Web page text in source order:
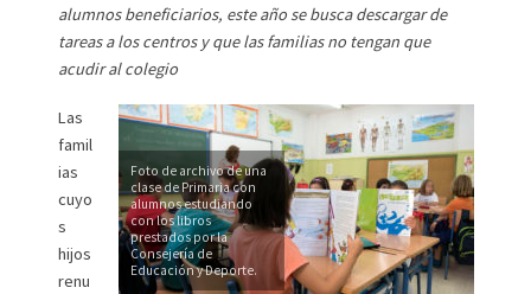
alumnos beneficiarios, este año se busca descargar de
tareas a los centros y que las familias no tengan que
acudir al colegio
Foto de archivo de una
clase de Primaria con
alumnos estudiando
con los libros
prestados por la
Consejería de
Educación y Deporte.
Las
famil
ias
cuyo
s
hijos
renu